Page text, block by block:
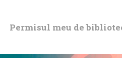
Permisul meu de